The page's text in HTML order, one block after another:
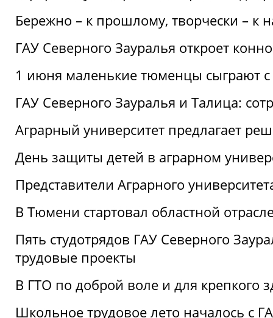
Бережно – к прошлому, творчески – к
ГАУ Северного Зауралья откроет
1 июня маленькие тюменцы сыграют с
ГАУ Северного Зауралья и Талица:
Аграрный университет предлагает
День защиты детей в аграрном
Представители Аграрного
В Тюмени стартовал областной
Пять студотрядов ГАУ Северного
трудовые проекты
В ГТО по доброй воле и для крепкого
Школьное трудовое лето началось с